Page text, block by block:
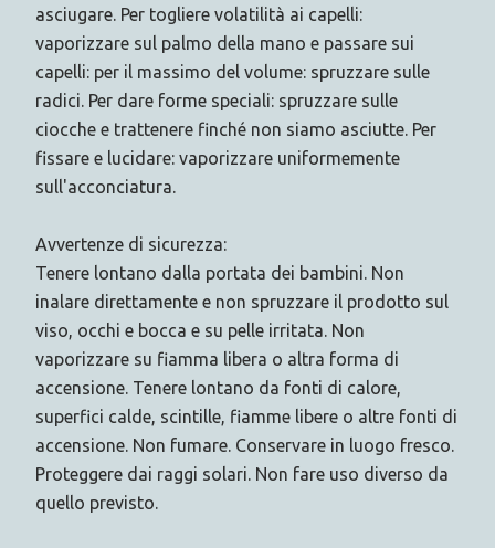
asciugare. Per togliere volatilità ai capelli:
vaporizzare sul palmo della mano e passare sui
capelli: per il massimo del volume: spruzzare sulle
radici. Per dare forme speciali: spruzzare sulle
ciocche e trattenere finché non siamo asciutte. Per
fissare e lucidare: vaporizzare uniformemente
sull'acconciatura.
Avvertenze di sicurezza:
Tenere lontano dalla portata dei bambini. Non
inalare direttamente e non spruzzare il prodotto sul
viso, occhi e bocca e su pelle irritata. Non
vaporizzare su fiamma libera o altra forma di
accensione. Tenere lontano da fonti di calore,
superfici calde, scintille, fiamme libere o altre fonti di
accensione. Non fumare. Conservare in luogo fresco.
Proteggere dai raggi solari. Non fare uso diverso da
quello previsto.